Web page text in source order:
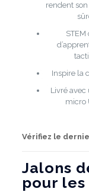
rendent
STEM
Inspire la
Livré avec
micro
Vérifiez le
Jalons
pour